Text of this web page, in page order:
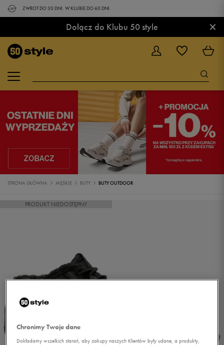
ZWROT DO 30 DNI. W KLUBIE DO 60 DNI.
Dołącz do Klubu 50 style ×
STRONA GŁÓWNA MĘSKIE BUTY BUTY OUTDOOR
PRODUKT NIEDOSTĘPNY
Chronimy Twoje dane
Dokładamy wszelkich starań, aby zakupy naszych Klientów były udane, a produkty,